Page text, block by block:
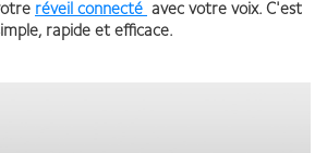
réveil connecté avec votre voix. C'est
rapide et efficace.